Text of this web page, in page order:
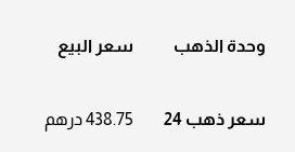
وحدة الذهب سعر البيع
سعر ذهب 24 438.75 درهم